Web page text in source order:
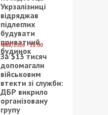
Укрзалізниці
відряджав
підлеглих
будувати
приватний
будинок
4/08/2026 - 18:00
За $13 тисяч
допомагали
військовим
втекти зі служби:
ДБР викрило
організовану
групу